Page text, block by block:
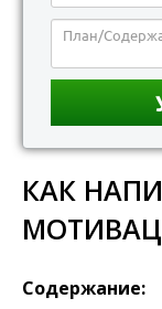
КАК
Содержание: